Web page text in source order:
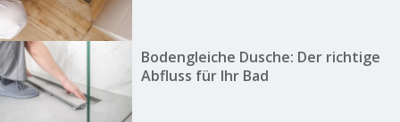
Bodengleiche Dusche: Der richtige
Abfluss für Ihr Bad